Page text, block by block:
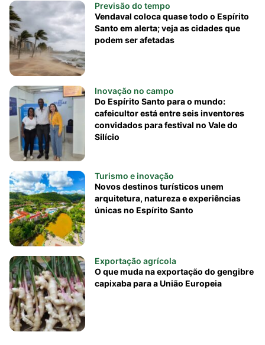
Previsão do tempo
Vendaval coloca quase todo o Espírito
Santo em alerta; veja as cidades que
podem ser afetadas
Inovação no campo
Do Espírito Santo para o mundo:
cafeicultor está entre seis inventores
convidados para festival no Vale do
Silício
Turismo e inovação
Novos destinos turísticos unem
arquitetura, natureza e experiências
únicas no Espírito Santo
Exportação agrícola
O que muda na exportação do gengibre
capixaba para a União Europeia